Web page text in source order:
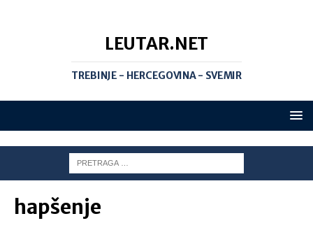
LEUTAR.NET
TREBINJE - HERCEGOVINA - SVEMIR
hapšenje